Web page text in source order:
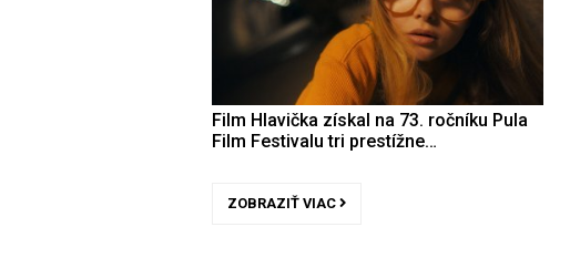
Film Hlavička získal na 73. ročníku Pula
Film Festivalu tri prestížne…
ZOBRAZIŤ VIAC